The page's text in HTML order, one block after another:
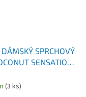
SPRCHOVÝ
SENSATION
(3 ks)